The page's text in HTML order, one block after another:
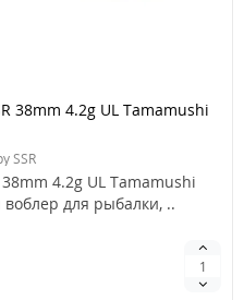
38mm 4.2g UL Tamamushi
SSR
4.2g UL Tamamushi
воблер для рыбалки, ..